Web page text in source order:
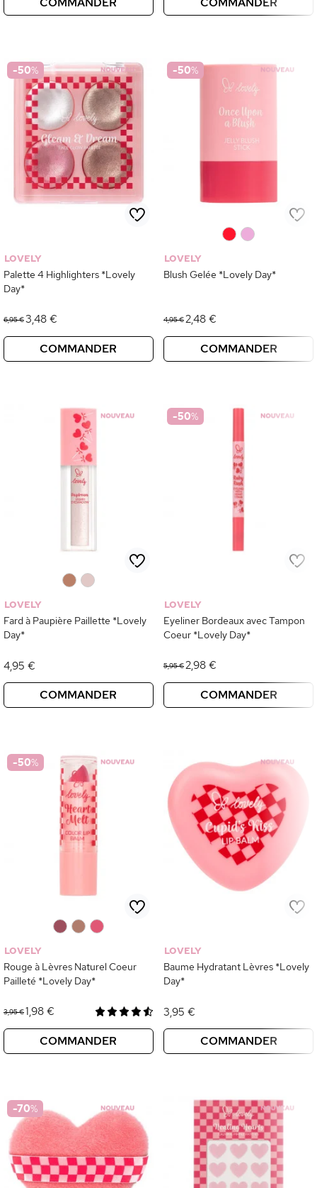
-50%
LOVELY
Palette 4 Highlighters *Lovely
Day*
6,95 €3,48 €
COMMANDER
-50%
LOVELY
Blush Gelée *Lovely Day*
4,95 €2,48 €
COMMANDER
LOVELY
Fard à Paupière Paillette *Lovely
Day*
4,95 €
COMMANDER
-50%
LOVELY
Eyeliner Bordeaux avec Tampon
Coeur *Lovely Day*
5,95 €2,98 €
COMMANDER
-50%
LOVELY
Rouge à Lèvres Naturel Coeur
Pailleté *Lovely Day*
3,95 €1,98 €
COMMANDER
LOVELY
Baume Hydratant Lèvres *Lovely
Day*
3,95 €
COMMANDER
-70%